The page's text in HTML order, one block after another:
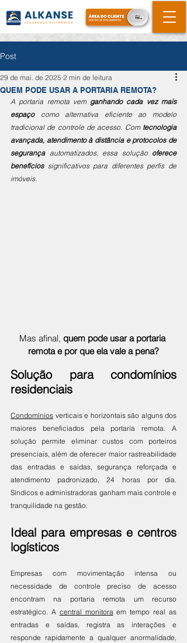
Post
QUEM PODE USAR A PORTARIA REMOTA?
29 de mai. de 2025 2 min de leitura
A portaria remota vem ganhando cada vez mais
espaço como alternativa eficiente ao modelo
tradicional de controle de acesso. Com tecnologia
avançada, atendimento à distância e protocolos de
segurança automatizados, essa solução oferece
benefícios significativos para diferentes perfis de
imóveis.
Mas afinal, quem pode usar a portaria
remota e por que ela vale a pena?
Solução para condomínios
residenciais
Condomínios verticais e horizontais são alguns dos
maiores beneficiados pela portaria remota. A
solução permite eliminar custos com porteiros
presenciais, além de oferecer maior rastreabilidade
das entradas e saídas, segurança reforçada e
atendimento padronizado, 24 horas por dia.
Síndicos e administradoras ganham mais controle e
tranquilidade na gestão.
Ideal para empresas e centros
logísticos
Empresas com movimentação intensa ou
necessidade de controle preciso de acesso
encontram na portaria remota um recurso
estratégico. A central monitora em tempo real as
entradas e saídas, registra as interações e
responde rapidamente a qualquer anormalidade,